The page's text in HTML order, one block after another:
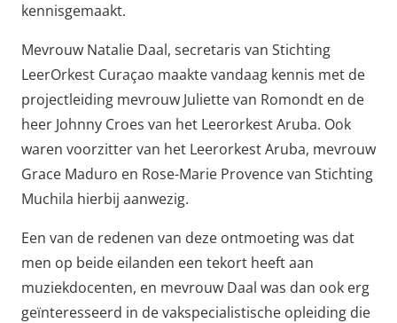
kennisgemaakt.
Mevrouw Natalie Daal, secretaris van Stichting
LeerOrkest Curaçao maakte vandaag kennis met de
projectleiding mevrouw Juliette van Romondt en de
heer Johnny Croes van het Leerorkest Aruba. Ook
waren voorzitter van het Leerorkest Aruba, mevrouw
Grace Maduro en Rose-Marie Provence van Stichting
Muchila hierbij aanwezig.
Een van de redenen van deze ontmoeting was dat
men op beide eilanden een tekort heeft aan
muziekdocenten, en mevrouw Daal was dan ook erg
geïnteresseerd in de vakspecialistische opleiding die